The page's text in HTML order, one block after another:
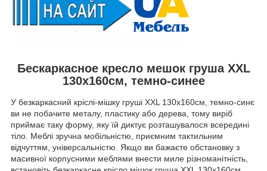
Бескаркасное кресло мешок груша XXL
130х160см, темно-синее
У безкаркасний кріслі-мішку груші XXL 130х160см, темно-синє
ви не побачите металу, пластику або дерева, тому виріб
приймає таку форму, яку їй диктує розташувалося всередині
тіло. Меблі зручна мобільністю, приємним тактильним
відчуттям, універсальністю. Якщо ви бажаєте обстановку з
масивної корпусними меблями внести миле різноманітність,